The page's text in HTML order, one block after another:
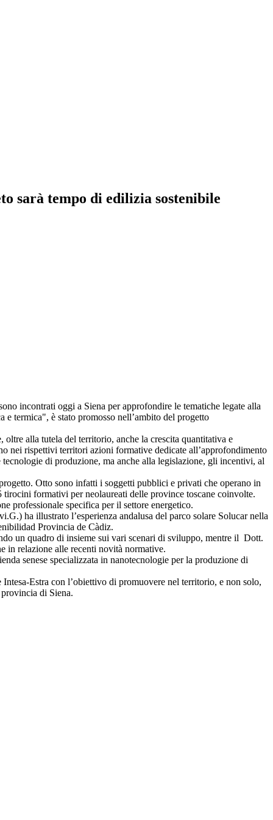
sarà tempo di edilizia sostenibile
incontrati oggi a Siena per approfondire le tematiche legate alla
termica", è stato promosso nell’ambito del progetto
alla tutela del territorio, anche la crescita quantitativa e
nei rispettivi territori azioni formative dedicate all’approfondimento
di produzione, ma anche alla legislazione, gli incentivi, al
Otto sono infatti i soggetti pubblici e privati che operano in
formativi per neolaureati delle province toscane coinvolte.
professionale specifica per il settore energetico.
ha illustrato l’esperienza andalusa del parco solare Solucar nella
Provincia de Càdiz.
un quadro di insieme sui vari scenari di sviluppo, mentre il Dott.
in relazione alle recenti novità normative.
senese specializzata in nanotecnologie per la produzione di
Estra con l’obiettivo di promuovere nel territorio, e non solo,
di Siena.